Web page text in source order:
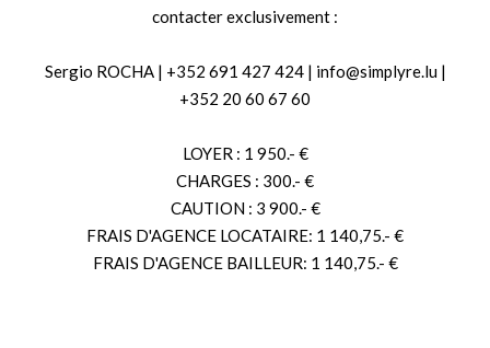
contacter exclusivement :
Sergio ROCHA | +352 691 427 424 | info@simplyre.lu |
+352 20 60 67 60
LOYER : 1 950.- €
CHARGES : 300.- €
CAUTION : 3 900.- €
FRAIS D'AGENCE LOCATAIRE: 1 140,75.- €
FRAIS D'AGENCE BAILLEUR: 1 140,75.- €